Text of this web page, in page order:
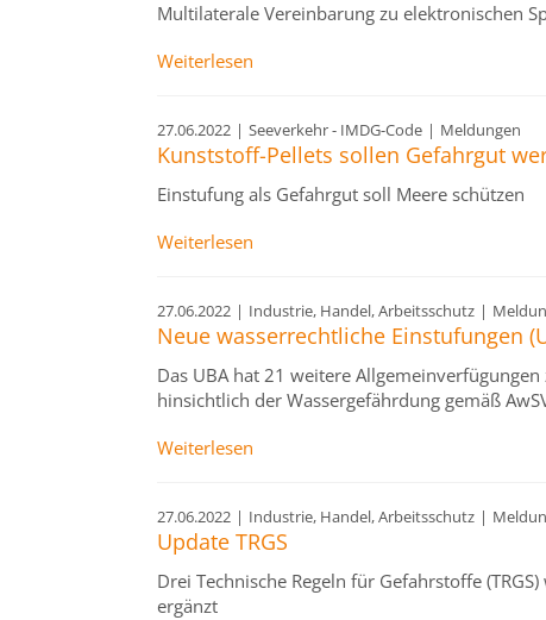
Multilaterale Vereinbarung zu elektronischen
Weiterlesen
27.06.2022 | Seeverkehr - IMDG-Code | Meldungen
Kunststoff-Pellets sollen Gefahrgut
Einstufung als Gefahrgut soll Meere schützen
Weiterlesen
27.06.2022 | Industrie, Handel, Arbeitsschutz |
Neue wasserrechtliche Einstufungen
Das UBA hat 21 weitere
hinsichtlich der Wassergefährdung gemäß
Weiterlesen
27.06.2022 | Industrie, Handel, Arbeitsschutz |
Update TRGS
Drei Technische Regeln für Gefahrstoffe
ergänzt